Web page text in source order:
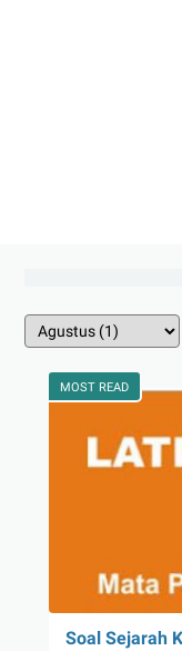
MOST READ
Soal Sejarah